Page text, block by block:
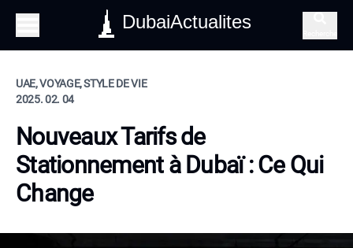
DubaiActualites
UAE, VOYAGE, STYLE DE VIE
2025. 02. 04
Nouveaux Tarifs de
Stationnement à Dubaï : Ce Qui
Change